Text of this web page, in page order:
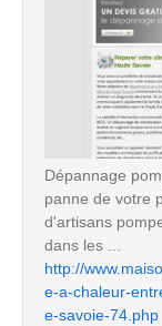
Dépannage
panne de votre
d'artisans
dans les ...
http://
e-a-chaleur-
e-savoie-74.php